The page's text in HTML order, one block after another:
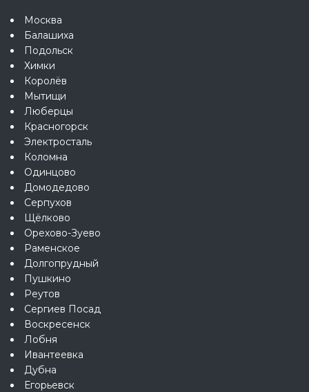
Москва
Балашиха
Подольск
Химки
Королёв
Мытищи
Люберцы
Красногорск
Электросталь
Коломна
Одинцово
Домодедово
Серпухов
Щёлково
Орехово-Зуево
Раменское
Долгопрудный
Пушкино
Реутов
Сергиев Посад
Воскресенск
Лобня
Ивантеевка
Дубна
Егорьевск